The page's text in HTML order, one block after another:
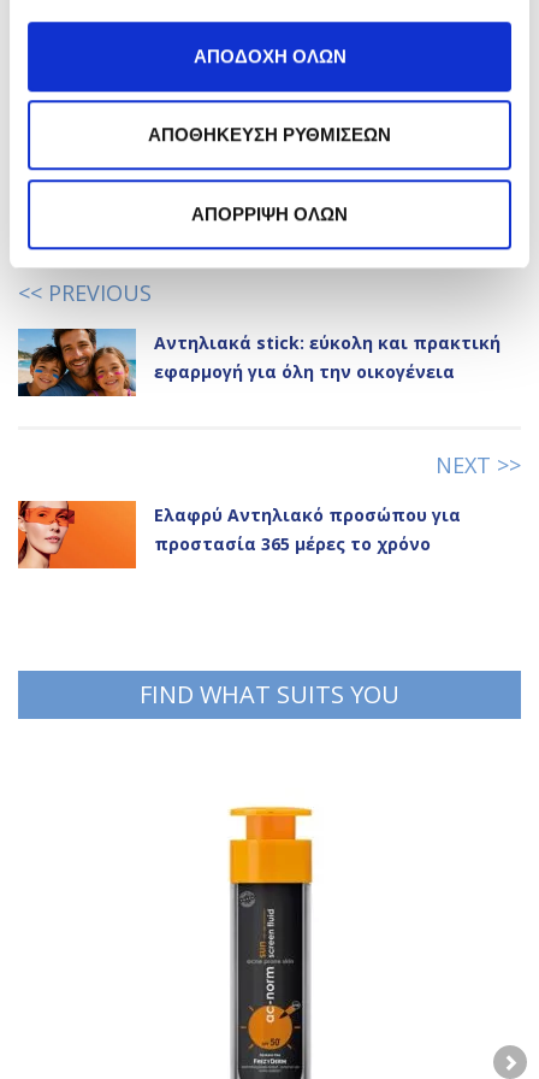
ΑΠΟΔΟΧΗ ΟΛΩΝ
ΑΠΟΘΗΚΕΥΣΗ ΡΥΘΜΙΣΕΩΝ
ΑΠΟΡΡΙΨΗ ΟΛΩΝ
Εγγραφή
Share it!
Go to the comment section
DISCOVER MORE ARTICLES:
<< PREVIOUS
NEXT >>
Αποδέχομαι τηνΠολιτική Απορρήτου*
ΕΓΓΡΑΦΗ